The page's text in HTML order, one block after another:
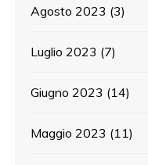
Agosto 2023 (3)
Luglio 2023 (7)
Giugno 2023 (14)
Maggio 2023 (11)